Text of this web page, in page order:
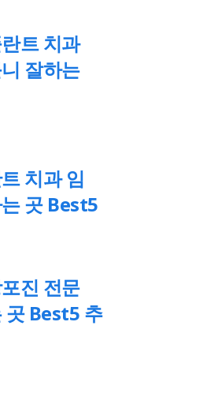
트 치과
잘하는
치과 임
곳 Best5
진 전문
곳 Best5 추